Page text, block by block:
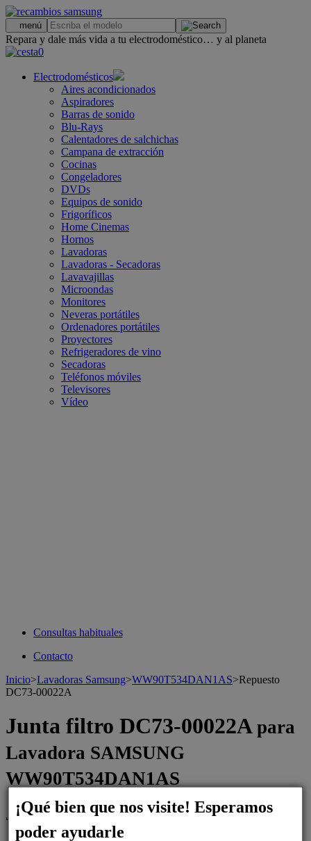
menú
Repara y dale más vida a tu electrodoméstico… y al planeta
0
Electrodomésticos
Aires acondicionados
Aspiradores
Barras de sonido
Blu-Rays
Calentadores de salchichas
Campana de extracción
Cocinas
Congeladores
DVDs
Equipos de sonido
Frigoríficos
Home Cinemas
Hornos
Lavadoras
Lavadoras - Secadoras
Lavavajillas
Microondas
Monitores
Neveras portátiles
Ordenadores portátiles
Proyectores
Refrigeradores de vino
Secadoras
Teléfonos móviles
Televisores
Vídeo
Consultas habituales
Contacto
Inicio>Lavadoras Samsung>WW90T534DAN1AS>Repuesto
DC73-00022A
Junta filtro DC73-00022A para
Lavadora SAMSUNG
WW90T534DAN1AS
Junta filtro de bomba lavadora
¡Qué bien que nos visite! Esperamos
poder ayudarle